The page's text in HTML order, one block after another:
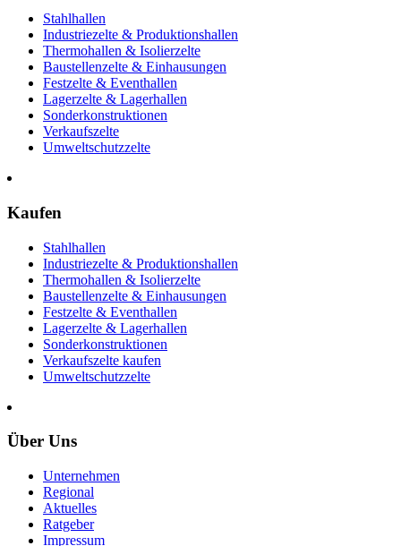
Stahlhallen
Industriezelte & Produktionshallen
Thermohallen & Isolierzelte
Baustellenzelte & Einhausungen
Festzelte & Eventhallen
Lagerzelte & Lagerhallen
Sonderkonstruktionen
Verkaufszelte
Umweltschutzzelte
Kaufen
Stahlhallen
Industriezelte & Produktionshallen
Thermohallen & Isolierzelte
Baustellenzelte & Einhausungen
Festzelte & Eventhallen
Lagerzelte & Lagerhallen
Sonderkonstruktionen
Verkaufszelte kaufen
Umweltschutzzelte
Über Uns
Unternehmen
Regional
Aktuelles
Ratgeber
Impressum